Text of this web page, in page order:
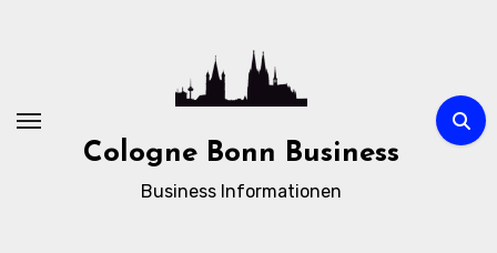
Cologne Bonn Business
Business Informationen